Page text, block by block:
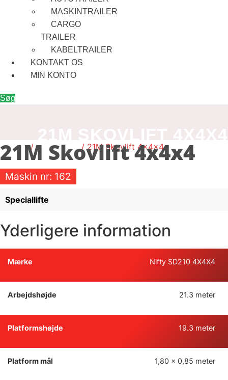
MASKINTRAILER
CARGO
TRAILER
KABELTRAILER
KONTAKT OS
MIN KONTO
Søg
Forside/Speciallifte/ 21M Skovlift 4x4x4
21M Skovlift 4x4x4
Maskin nr: 162
Speciallifte
Yderligere information
Mærke Nifty SD210 4X4X4
Arbejdshøjde 21.3 meter
Platformshøjde 19.3 meter
Platform mål 1,80 x 0,85 meter